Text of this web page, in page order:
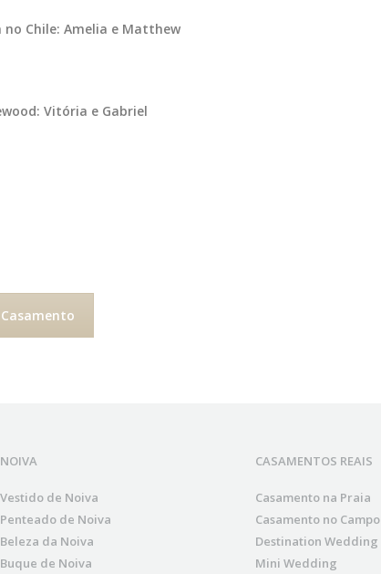
Chile: Amelia e Matthew
Vitória e Gabriel
NOIVA
Vestido de Noiva
Penteado de Noiva
Beleza da Noiva
Buque de Noiva
CASAMENTOS REAIS
Casamento na Praia
Casamento no Campo
Destination Wedding
Mini Wedding